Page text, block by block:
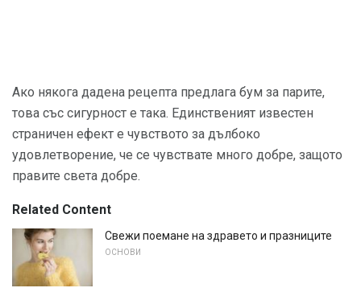
Ако някога дадена рецепта предлага бум за парите,
това със сигурност е така. Единственият известен
страничен ефект е чувството за дълбоко
удовлетворение, че се чувствате много добре, защото
правите света добре.
Related Content
Свежи поемане на здравето и празниците
ОСНОВИ